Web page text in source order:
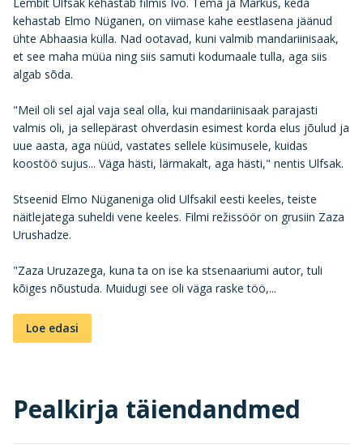
kehastab Elmo Nüganen, on viimase kahe eestlasena jäänud
ühte Abhaasia külla. Nad ootavad, kuni valmib mandariinisaak,
et see maha müüa ning siis samuti kodumaale tulla, aga siis
algab sõda.
"Meil oli sel ajal vaja seal olla, kui mandariinisaak parajasti
valmis oli, ja sellepärast ohverdasin esimest korda elus jõulud ja
uue aasta, aga nüüd, vastates sellele küsimusele, kuidas
koostöö sujus... Väga hästi, lärmakalt, aga hästi," nentis Ulfsak.
Stseenid Elmo Nüganeniga olid Ulfsakil eesti keeles, teiste
näitlejatega suheldi vene keeles. Filmi režissöör on grusiin Zaza
Urushadze.
"Zaza Uruzazega, kuna ta on ise ka stsenaariumi autor, tuli
kõiges nõustuda. Muidugi see oli väga raske töö,...
Loe edasi
Pealkirja täiendandmed